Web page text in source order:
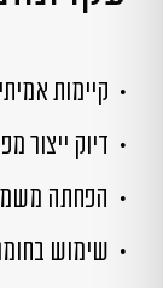
קיימות
דיוק ייצור
הפחתה
שימוש